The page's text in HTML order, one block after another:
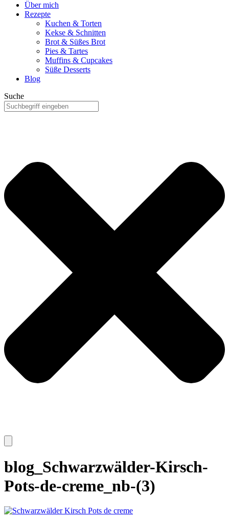
Über mich
Rezepte
Kuchen & Torten
Kekse & Schnitten
Brot & Süßes Brot
Pies & Tartes
Muffins & Cupcakes
Süße Desserts
Blog
Suche
blog_Schwarzwälder-Kirsch-
Pots-de-creme_nb-(3)